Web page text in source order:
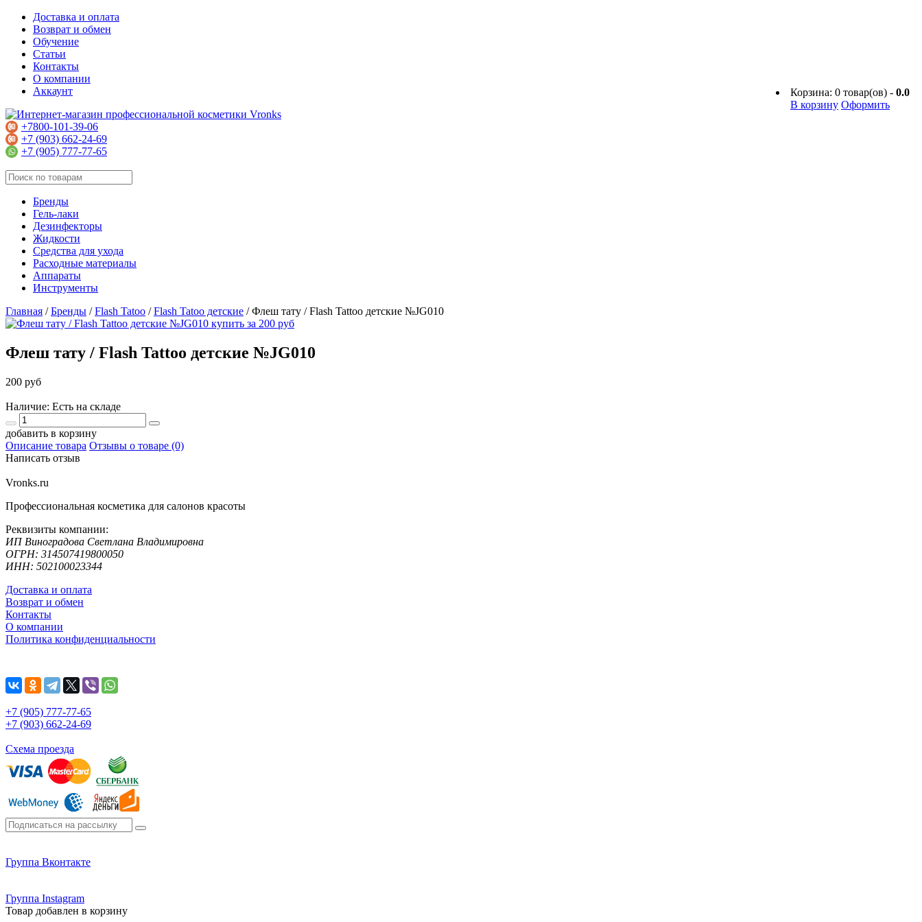
Доставка и оплата
Возврат и обмен
Обучение
Статьи
Контакты
О компании
Корзина: 0 товар(ов) - 0.0
В корзину Оформить
Аккаунт
+7800-101-39-06
+7 (903) 662-24-69
+7 (905) 777-77-65
Бренды
Гель-лаки
Дезинфекторы
Жидкости
Средства для ухода
Расходные материалы
Аппараты
Инструменты
Главная /Бренды /Flash Tatoo /Flash Tatoo детские /Флеш тату / Flash Tattoo детские №JG010
Флеш тату / Flash Tattoo детские №JG010
200 руб
Наличие: Есть на складе
добавить в корзину
Описание товара Отзывы о товаре (0)
Написать отзыв
Vronks.ru
Профессиональная косметика для салонов красоты
Реквизиты компании:
ИП Виноградова Светлана Владимировна
ОГРН: 314507419800050
ИНН: 502100023344
Доставка и оплата
Возврат и обмен
Контакты
О компании
Политика конфиденциальности
+7 (905) 777-77-65
+7 (903) 662-24-69
Схема проезда
Группа Вконтакте
Группа Instagram
Товар добавлен в корзину